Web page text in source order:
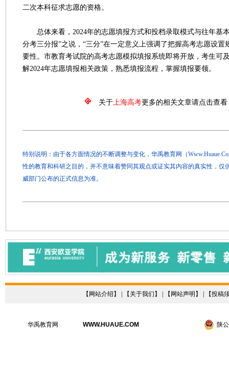
二次本科征求志愿的资格。
总体来看，2024年的志愿填报方式和投档录取模式与往年基
分考三分报”之说，“三分”在一定意义上强调了把握高考志愿设置
要性。市教育考试院的高考志愿模拟填报系统即将开放，考生可
解2024年志愿填报相关政策，熟悉填报流程，掌握填报要领。
关于上海高考更多的相关文章请点击查看
特别说明：由于各方面情况的不断调整与变化，华禹教育网（
性的教育和科研之目的，并不意味着赞同其观点或证实其内容的真实性，仅
威部门公布的正式信息为准。
【 网站介绍 】 | 【 关于我们 】 | 【 网站声明 】 | 【投稿
华禹教育网 WWW.HUAUE.COM 陕